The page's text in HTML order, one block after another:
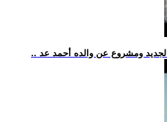
ومشروع عن والده أحمد عد